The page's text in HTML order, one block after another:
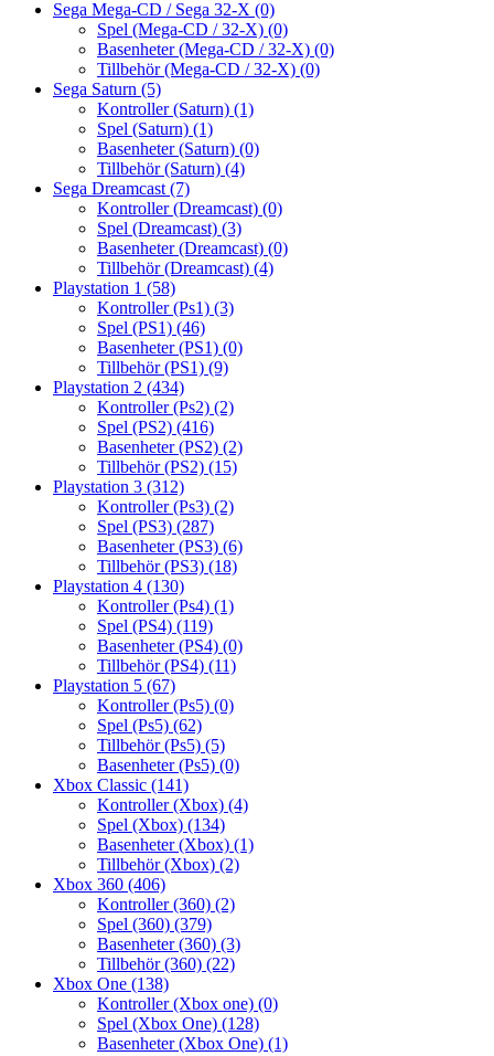
Sega Mega-CD / Sega 32-X (0)
Spel (Mega-CD / 32-X) (0)
Basenheter (Mega-CD / 32-X) (0)
Tillbehör (Mega-CD / 32-X) (0)
Sega Saturn (5)
Kontroller (Saturn) (1)
Spel (Saturn) (1)
Basenheter (Saturn) (0)
Tillbehör (Saturn) (4)
Sega Dreamcast (7)
Kontroller (Dreamcast) (0)
Spel (Dreamcast) (3)
Basenheter (Dreamcast) (0)
Tillbehör (Dreamcast) (4)
Playstation 1 (58)
Kontroller (Ps1) (3)
Spel (PS1) (46)
Basenheter (PS1) (0)
Tillbehör (PS1) (9)
Playstation 2 (434)
Kontroller (Ps2) (2)
Spel (PS2) (416)
Basenheter (PS2) (2)
Tillbehör (PS2) (15)
Playstation 3 (312)
Kontroller (Ps3) (2)
Spel (PS3) (287)
Basenheter (PS3) (6)
Tillbehör (PS3) (18)
Playstation 4 (130)
Kontroller (Ps4) (1)
Spel (PS4) (119)
Basenheter (PS4) (0)
Tillbehör (PS4) (11)
Playstation 5 (67)
Kontroller (Ps5) (0)
Spel (Ps5) (62)
Tillbehör (Ps5) (5)
Basenheter (Ps5) (0)
Xbox Classic (141)
Kontroller (Xbox) (4)
Spel (Xbox) (134)
Basenheter (Xbox) (1)
Tillbehör (Xbox) (2)
Xbox 360 (406)
Kontroller (360) (2)
Spel (360) (379)
Basenheter (360) (3)
Tillbehör (360) (22)
Xbox One (138)
Kontroller (Xbox one) (0)
Spel (Xbox One) (128)
Basenheter (Xbox One) (1)